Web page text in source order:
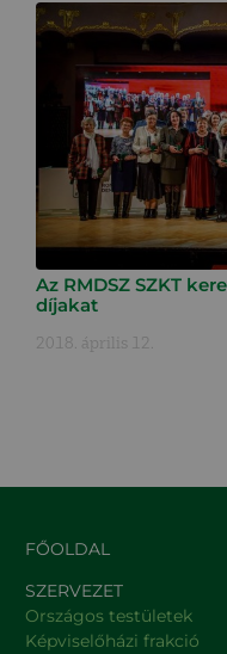
Az RMDSZ SZKT
díjakat
2018. április 12.
FŐOLDAL
SZERVEZET
Országos testületek
Képviselőházi frakció